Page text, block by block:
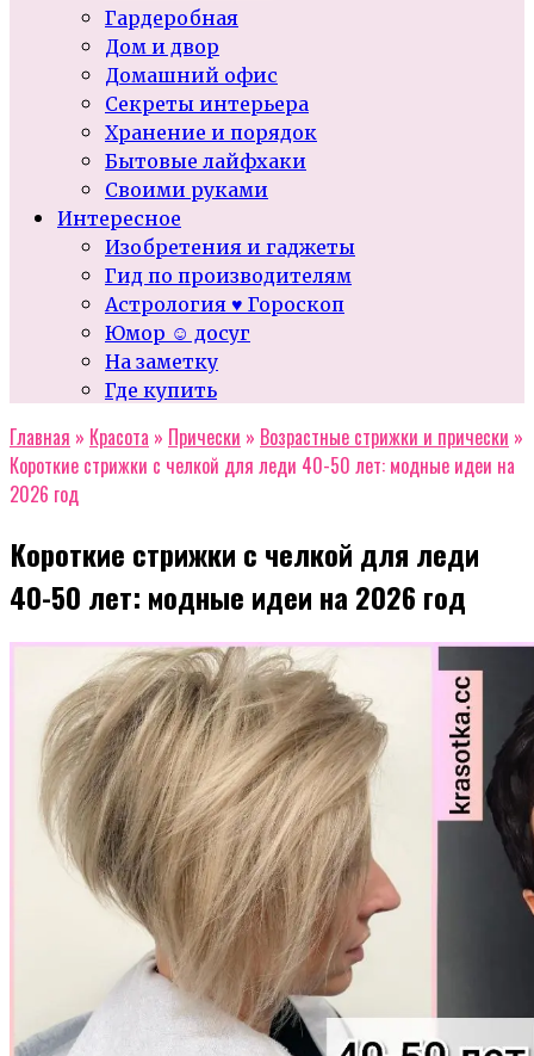
Гардеробная
Дом и двор
Домашний офис
Секреты интерьера
Хранение и порядок
Бытовые лайфхаки
Своими руками
Интересное
Изобретения и гаджеты
Гид по производителям
Астрология ♥ Гороскоп
Юмор ☺ досуг
На заметку
Где купить
Главная » Красота » Прически » Возрастные стрижки и прически »
Короткие стрижки с челкой для леди 40-50 лет: модные идеи на
2026 год
Короткие стрижки с челкой для леди
40-50 лет: модные идеи на 2026 год